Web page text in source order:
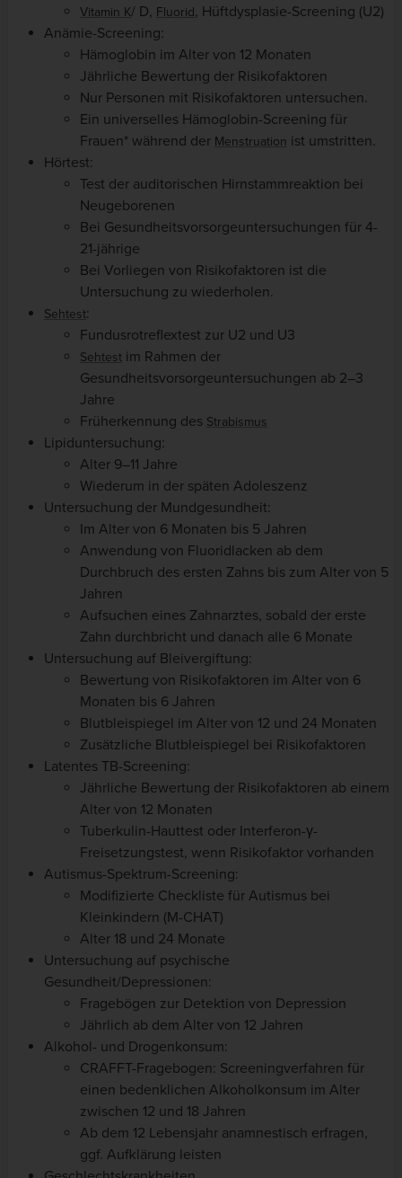
Vitamin K/ D, Fluorid, Hüftdysplasie-Screening (U2)
Anämie-Screening:
Hämoglobin im Alter von 12 Monaten
Jährliche Bewertung der Risikofaktoren
Nur Personen mit Risikofaktoren untersuchen.
Ein universelles Hämoglobin-Screening für
Frauen* während der Menstruation ist umstritten.
Hörtest:
Test der auditorischen Hirnstammreaktion bei
Neugeborenen
Bei Gesundheitsvorsorgeuntersuchungen für 4-
21-jährige
Bei Vorliegen von Risikofaktoren ist die
Untersuchung zu wiederholen.
Sehtest:
Fundusrotreflextest zur U2 und U3
Sehtest im Rahmen der
Gesundheitsvorsorgeuntersuchungen ab 2–3
Jahre
Früherkennung des Strabismus
Lipiduntersuchung:
Alter 9–11 Jahre
Wiederum in der späten Adoleszenz
Untersuchung der Mundgesundheit:
Im Alter von 6 Monaten bis 5 Jahren
Anwendung von Fluoridlacken ab dem
Durchbruch des ersten Zahns bis zum Alter von 5
Jahren
Aufsuchen eines Zahnarztes, sobald der erste
Zahn durchbricht und danach alle 6 Monate
Untersuchung auf Bleivergiftung:
Bewertung von Risikofaktoren im Alter von 6
Monaten bis 6 Jahren
Blutbleispiegel im Alter von 12 und 24 Monaten
Zusätzliche Blutbleispiegel bei Risikofaktoren
Latentes TB-Screening:
Jährliche Bewertung der Risikofaktoren ab einem
Alter von 12 Monaten
Tuberkulin-Hauttest oder Interferon-γ-
Freisetzungstest, wenn Risikofaktor vorhanden
Autismus-Spektrum-Screening:
Modifizierte Checkliste für Autismus bei
Kleinkindern (M-CHAT)
Alter 18 und 24 Monate
Untersuchung auf psychische
Gesundheit/Depressionen:
Fragebögen zur Detektion von Depression
Jährlich ab dem Alter von 12 Jahren
Alkohol- und Drogenkonsum:
CRAFFT-Fragebogen: Screeningverfahren für
einen bedenklichen Alkoholkonsum im Alter
zwischen 12 und 18 Jahren
Ab dem 12 Lebensjahr anamnestisch erfragen,
ggf. Aufklärung leisten